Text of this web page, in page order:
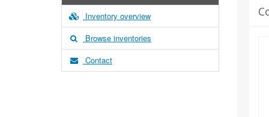
Inventory overview
Browse inventories
Contact